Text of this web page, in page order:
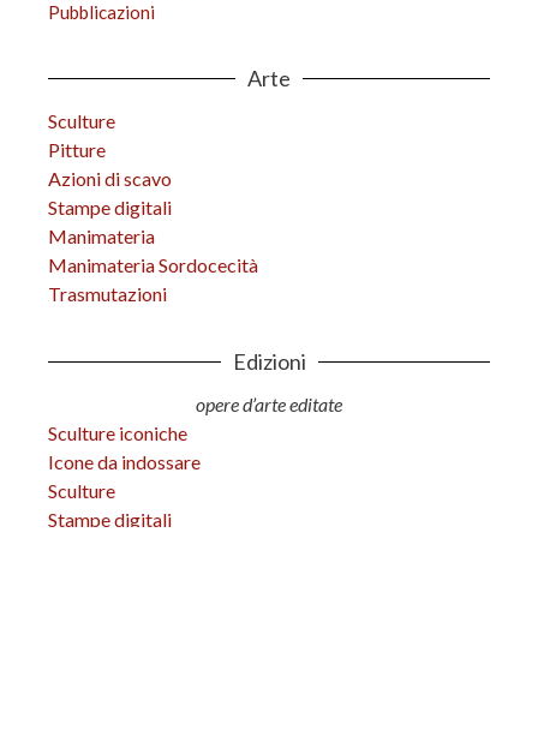
Pubblicazioni
Arte
Sculture
Pitture
Azioni di scavo
Stampe digitali
Manimateria
Manimateria Sordocecità
Trasmutazioni
Edizioni
opere d’arte editate
Sculture iconiche
Icone da indossare
Sculture
Stampe digitali